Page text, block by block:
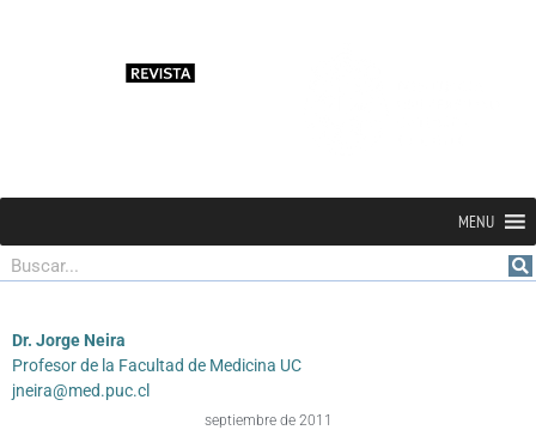
MENU
Buscar
Dr. Jorge Neira
Profesor de la Facultad de Medicina UC
jneira@med.puc.cl
septiembre de 2011